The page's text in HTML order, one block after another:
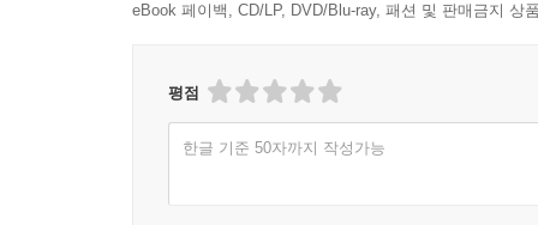
eBook 페이백, CD/LP, DVD/Blu-ray, 패션 및 판매금지 상
평점
한글 기준 50자까지 작성가능